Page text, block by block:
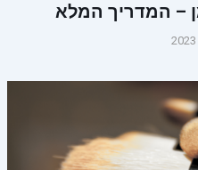
– המדריך המלא